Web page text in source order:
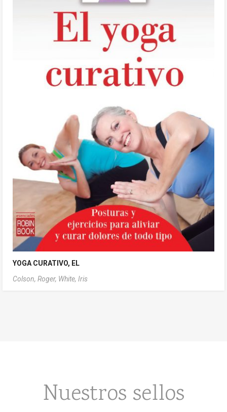
YOGA CURATIVO, EL
Colson, Roger, White, Iris
Nuestros sellos